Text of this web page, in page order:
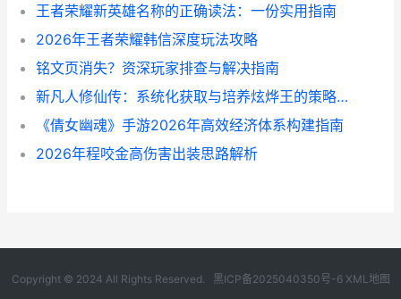
王者荣耀新英雄名称的正确读法：一份实用指南
2026年王者荣耀韩信深度玩法攻略
铭文页消失？资深玩家排查与解决指南
新凡人修仙传：系统化获取与培养炫烨王的策略解析
《倩女幽魂》手游2026年高效经济体系构建指南
2026年程咬金高伤害出装思路解析
Copyright © 2024 All Rights Reserved. 黑ICP备2025040350号-6 XML地图